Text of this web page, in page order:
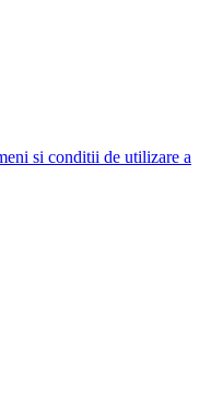
si conditii de utilizare a